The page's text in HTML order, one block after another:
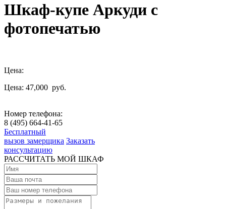
Шкаф-купе Аркуди с
фотопечатью
Цена:
Цена: 47,000 руб.
Номер телефона:
8 (495) 664-41-65
Бесплатный
вызов замерщика Заказать
консультацию
РАССЧИТАТЬ МОЙ ШКАФ